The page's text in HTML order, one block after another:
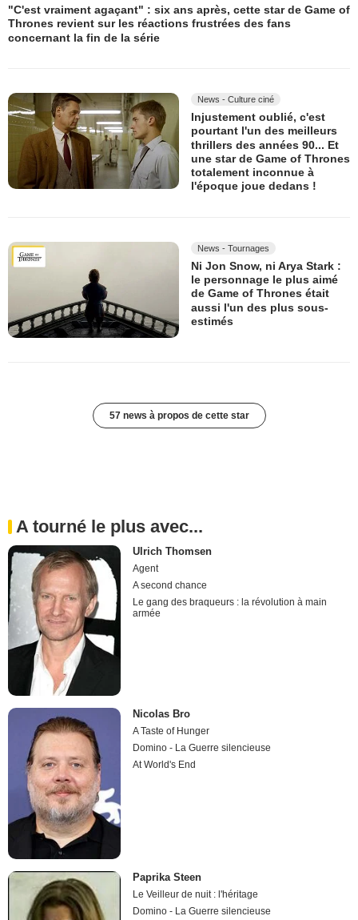
"C'est vraiment agaçant" : six ans après, cette star de Game of
Thrones revient sur les réactions frustrées des fans
concernant la fin de la série
News - Culture ciné
Injustement oublié, c'est
pourtant l'un des meilleurs
thrillers des années 90... Et
une star de Game of Thrones
totalement inconnue à
l'époque joue dedans !
News - Tournages
Ni Jon Snow, ni Arya Stark :
le personnage le plus aimé
de Game of Thrones était
aussi l'un des plus sous-
estimés
57 news à propos de cette star
A tourné le plus avec...
Ulrich Thomsen
Agent
A second chance
Le gang des braqueurs : la révolution à main
armée
Nicolas Bro
A Taste of Hunger
Domino - La Guerre silencieuse
At World's End
Paprika Steen
Le Veilleur de nuit : l'héritage
Domino - La Guerre silencieuse